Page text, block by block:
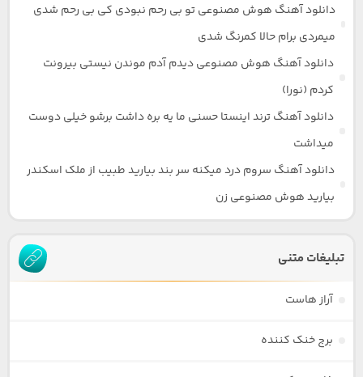
دانلود آهنگ هوش مصنوعی تو بی رحم نبودی کی بی رحم شدی
میمردی برام حالا کمرنگ شدی
دانلود آهنگ هوش مصنوعی دیدم آدم موندن نیستی بیرونت
کردم (نورا)
دانلود آهنگ ترند اینستا حسنی ما یه بره داشت برشو خیلی دوست
میداشت
دانلود آهنگ سروم درد میکنه سر بند بیارید طبیب از ملک اسکندر
بیارید هوش مصنوعی زن
تبلیغات متنی
آراز هاست
برج خنک کننده